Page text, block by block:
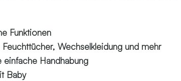
Funktionen
Wechselkleidung und mehr
Handhabung
Baby